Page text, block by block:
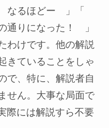
なるほどー 」「
りになった！ 」
わけです。他の解説
ていることをしゃ
、特に、解説者自
せん。大事な局面で
際には解説すら不要